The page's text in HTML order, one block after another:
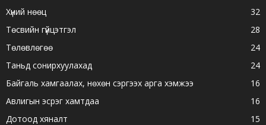
Хүний нөөц
32
Төсвийн гүйцэтгэл
28
Төлөвлөгөө
24
Таньд сонирхуулахад
24
Байгаль хамгаалах, нөхөн сэргээх арга хэмжээ
16
Авлигын эсрэг хамтдаа
16
Дотоод хяналт
15